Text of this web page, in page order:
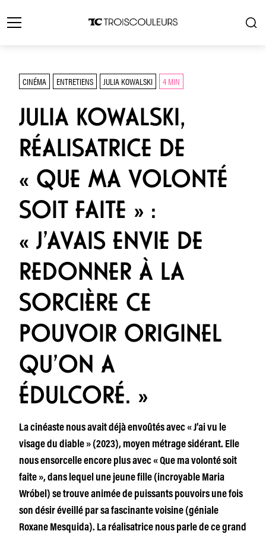
CINÉMA ENTRETIENS JULIA KOWALSKI 4 MIN
JULIA KOWALSKI,
RÉALISATRICE DE
« QUE MA VOLONTÉ
SOIT FAITE » :
« J’AVAIS ENVIE DE
REDONNER À LA
SORCIÈRE CE
POUVOIR ORIGINEL
QU’ON A
ÉDULCORÉ. »
La cinéaste nous avait déjà envoûtés avec « J’ai vu le
visage du diable » (2023), moyen métrage sidérant. Elle
nous ensorcelle encore plus avec « Que ma volonté soit
faite », dans lequel une jeune fille (incroyable Maria
Wróbel) se trouve animée de puissants pouvoirs une fois
son désir éveillé par sa fascinante voisine (géniale
Roxane Mesquida). La réalisatrice nous parle de ce grand